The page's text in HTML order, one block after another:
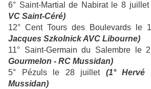
6° Saint-Martial de Nabirat le 8
VC Saint-Céré)
12° Cent Tours des Boulevards le
Jacques Szkolnick AVC Libourne)
11° Saint-Germain du Salembre le
Gourmelon - RC Mussidan)
5° Pézuls le 28 juillet (1° Hervé
Mussidan)